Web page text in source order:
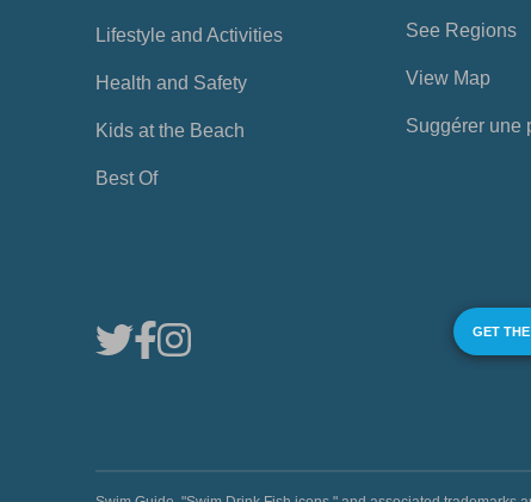
Lifestyle and Activities
Health and Safety
Kids at the Beach
Best Of
See Regions
View Map
Suggérer une
GET